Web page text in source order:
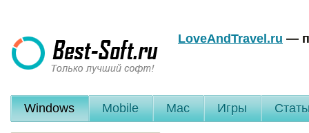
LoveAndTravel.ru —
Windows Mobile Mac Игры